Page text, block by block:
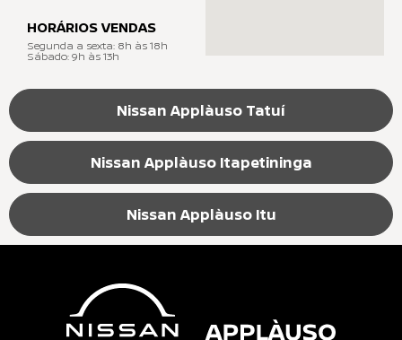
Nissan Applàuso Tatuí
Nissan Applàuso Itapetininga
Nissan Applàuso Itu
HORÁRIOS VENDAS
Segunda a sexta: 8h às 18h
Sábado: 9h às 13h